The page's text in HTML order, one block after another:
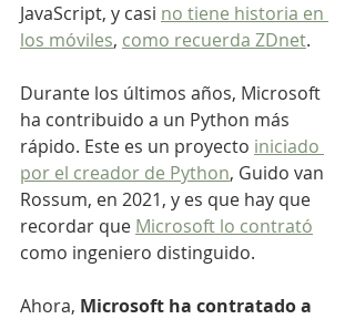
JavaScript, y casi no tiene historia en
los móviles, como recuerda ZDnet.
Durante los últimos años, Microsoft
ha contribuido a un Python más
rápido. Este es un proyecto iniciado
por el creador de Python, Guido van
Rossum, en 2021, y es que hay que
recordar que Microsoft lo contrató
como ingeniero distinguido.
Ahora, Microsoft ha contratado a